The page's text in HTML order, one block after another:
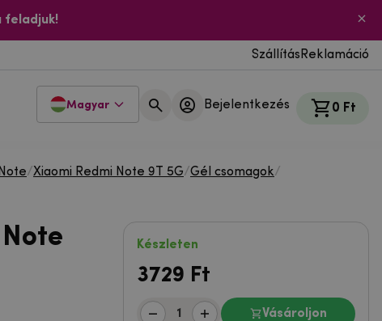
feladjuk!
Szállítás Reklamáció
Magyar Bejelentkezés 0 Ft
/Xiaomi Redmi Note 9T 5G/Gél csomagok/
Készleten
3729 Ft
Vásároljon